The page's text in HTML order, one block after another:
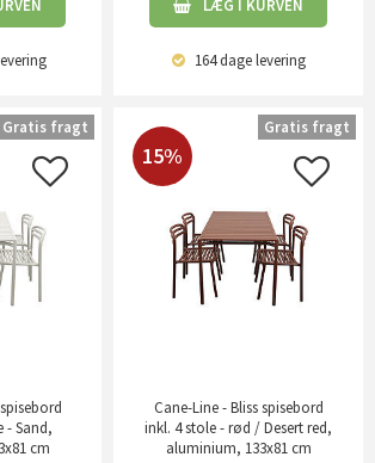
LÆG I KURVEN
164 dagelevering
- Sand,
cm
Gratis fragt
15%
Cane-Line - Bliss spisebord
inkl. 4 stole - rød / Desert red,
aluminium, 133x81 cm
Gratis fragt